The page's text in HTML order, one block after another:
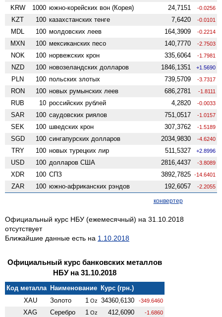
KRW 1000 южно-корейских вон (Корея) 24,7151 -0.0256
KZT 100 казахстанских тенге 7,6420 -0.0101
MDL 100 молдовских леев 164,3909 -0.2214
MXN 100 мексиканских песо 140,7770 -2.7503
NOK 100 норвежских крон 335,6064 -1.7981
NZD 100 ново­зеландских долларов 1846,1351 +1.5690
PLN 100 польских злотых 739,5709 -3.7317
RON 100 новых румынских леев 686,2781 -1.8111
RUB 10 российских рублей 4,2820 -0.0033
SAR 100 саудовских риялов 751,0517 -1.0157
SEK 100 шведских крон 307,3762 -1.5189
SGD 100 сингапурских долларов 2034,9830 -4.6240
TRY 100 новых турецких лир 511,5327 +2.8996
USD 100 долларов США 2816,4437 -3.8089
XDR 100 СПЗ 3892,7825 -14.6401
ZAR 100 южно-африканских рэндов 192,6057 -2.2055
конвертер
Официальный курс НБУ (ежемесячный) на 31.10.2018
отсутствует
Ближайшие данные есть на 1.10.2018
Официальный курс банковских металлов
НБУ на 31.10.2018
Код металла Наименование Курс (грн.)
XAU
Золото 1 Oz 34360,6130 -349.6460
XAG Серебро 1 Oz 412,6090 -1.6860